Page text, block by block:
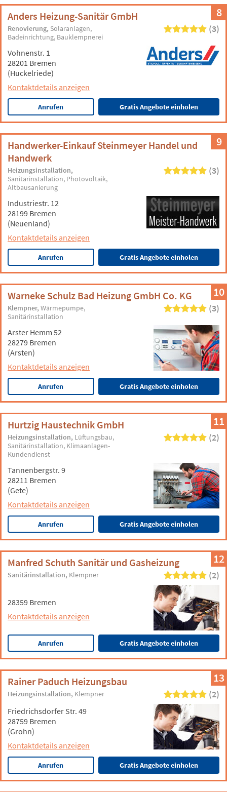
8
Anders Heizung-Sanitär GmbH
Renovierung Solaranlagen
Badeinrichtung Bauklempnerei
(3)
Vohnenstr. 1
28201 Bremen
(Huckelriede)
Kontaktdetails anzeigen
Anrufen Gratis Angebote einholen
9
Handwerker-Einkauf Steinmeyer Handel und
Handwerk
Heizungsinstallation
Sanitärinstallation Photovoltaik
Altbausanierung
(3)
Industriestr. 12
28199 Bremen
(Neuenland)
Kontaktdetails anzeigen
Anrufen Gratis Angebote einholen
10
Warneke Schulz Bad Heizung GmbH Co. KG
Klempner Wärmepumpe
Sanitärinstallation
(3)
Arster Hemm 52
28279 Bremen
(Arsten)
Kontaktdetails anzeigen
Anrufen Gratis Angebote einholen
11
Hurtzig Haustechnik GmbH
Heizungsinstallation Lüftungsbau
Sanitärinstallation Klimaanlagen-
Kundendienst
(2)
Tannenbergstr. 9
28211 Bremen
(Gete)
Kontaktdetails anzeigen
Anrufen Gratis Angebote einholen
12
Manfred Schuth Sanitär und Gasheizung
Sanitärinstallation Klempner (2)
28359 Bremen
Kontaktdetails anzeigen
Anrufen Gratis Angebote einholen
13
Rainer Paduch Heizungsbau
Heizungsinstallation Klempner (2)
Friedrichsdorfer Str. 49
28759 Bremen
(Grohn)
Kontaktdetails anzeigen
Anrufen Gratis Angebote einholen